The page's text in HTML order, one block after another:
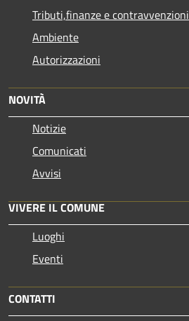
Tributi,finanze e contravvenzioni
Ambiente
Autorizzazioni
NOVITÀ
Notizie
Comunicati
Avvisi
VIVERE IL COMUNE
Luoghi
Eventi
CONTATTI